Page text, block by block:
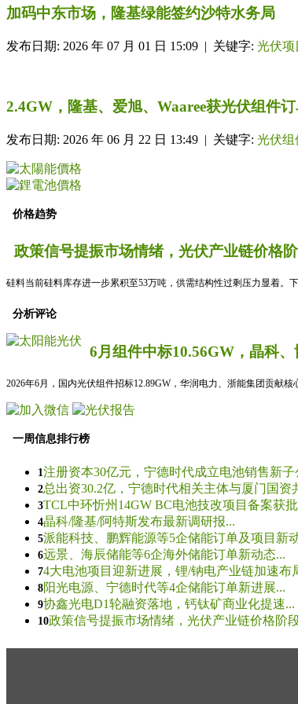
加码中东市场，隆基绿能签约沙特水务局
发布日期: 2026 年 07 月 01 日 15:09 | 关键字: 光伏项
2.4GW，隆基、爱旭、Waaree获光伏组件
发布日期: 2026 年 06 月 22 日 13:49 | 关键字: 光伏组
价格趋势
政策信号提振市场情绪，光伏产业链价格
硅料当前硅料库存进一步累积至53万吨，供需结构性过剩压力显着。
分析评论
6月组件中标10.56GW，晶科
2026年6月，国内光伏组件招标12.89GW，华润电力、浙能集团贡献
一周信息排行榜
1注册资本30亿元，宁德时代成立电池销售新子
2总出资30.2亿，宁德时代相关主体与厦门国资
3TCL中环忻州14GW BC电池技改项目备案获
4晶科/隆基/阿特斯发布最新调研报...
5派能科技、鹏辉能源等5企储能订单及项目新
6远景、海辰储能等6企海外储能订单新动态...
74大电池项目迎新进展，锂/钠电产业链加速布
8阳光电源、宁德时代等4企储能订单新进展...
9协鑫光电D1轮融资落地，钙钛矿商业化提速...
10政策信号提振市场情绪，光伏产业链价格阶